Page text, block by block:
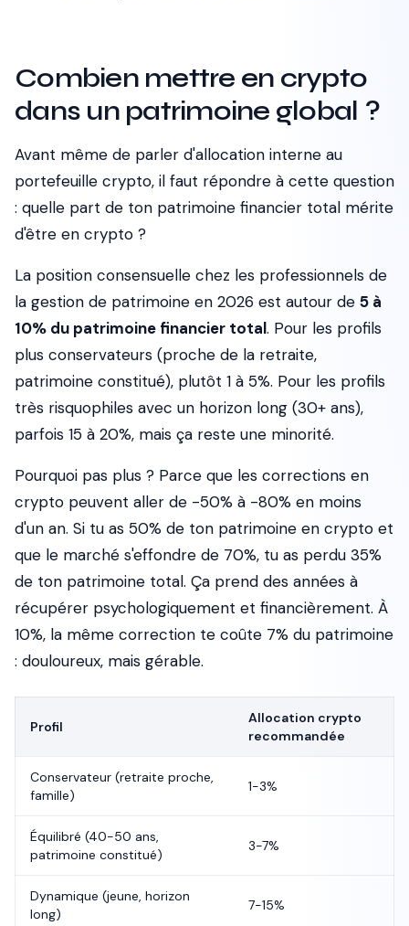
Combien mettre en crypto
dans un patrimoine global ?
Avant même de parler d'allocation interne au
portefeuille crypto, il faut répondre à cette question
: quelle part de ton patrimoine financier total mérite
d'être en crypto ?
La position consensuelle chez les professionnels de
la gestion de patrimoine en 2026 est autour de 5 à
10% du patrimoine financier total. Pour les profils
plus conservateurs (proche de la retraite,
patrimoine constitué), plutôt 1 à 5%. Pour les profils
très risquophiles avec un horizon long (30+ ans),
parfois 15 à 20%, mais ça reste une minorité.
Pourquoi pas plus ? Parce que les corrections en
crypto peuvent aller de -50% à -80% en moins
d'un an. Si tu as 50% de ton patrimoine en crypto et
que le marché s'effondre de 70%, tu as perdu 35%
de ton patrimoine total. Ça prend des années à
récupérer psychologiquement et financièrement. À
10%, la même correction te coûte 7% du patrimoine
: douloureux, mais gérable.
Profil
Allocation crypto
recommandée
Conservateur (retraite proche,
famille)
1-3%
Équilibré (40-50 ans,
patrimoine constitué)
3-7%
Dynamique (jeune, horizon
long)
7-15%